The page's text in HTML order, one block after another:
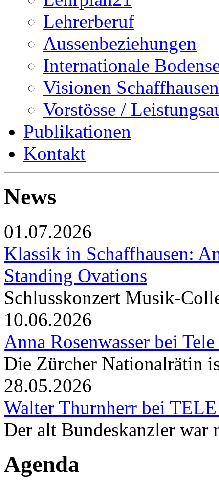
Lehrerberuf
Aussenbeziehungen
Internationale
Visionen Schaffhausen
Vorstösse /
Publikationen
Kontakt
News
01.07.2026
Klassik in Schaffhausen:
Standing Ovations
Schlusskonzert Musik-
10.06.2026
Anna Rosenwasser bei
Die Zürcher Nationalrätin
28.05.2026
Walter Thurnherr bei
Der alt Bundeskanzler war
Agenda